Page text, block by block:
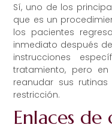
Sí, uno de los
que es un
los pacientes
inmediato después
instrucciones
tratamiento, pero
reanudar sus
restricción.
Enlaces de